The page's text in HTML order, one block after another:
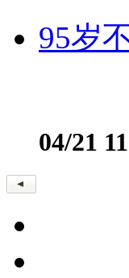
95岁
04/21